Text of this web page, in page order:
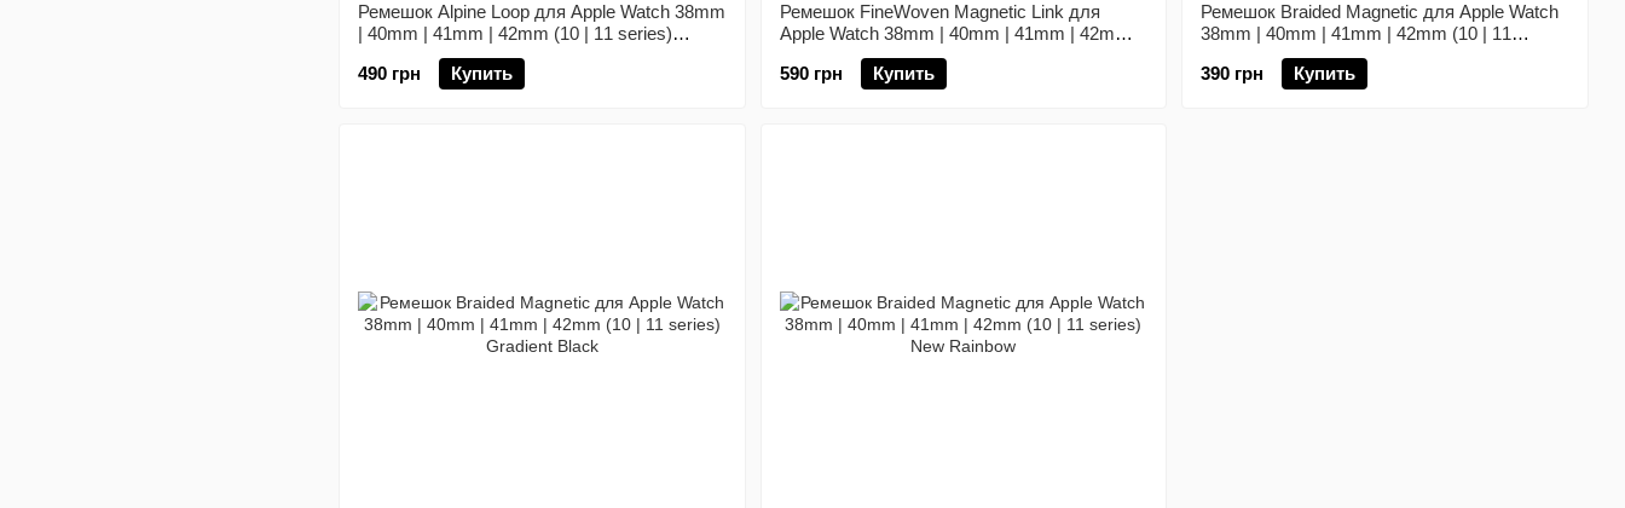
Ремешок Alpine Loop для Apple Watch 38mm
| 40mm | 41mm | 42mm (10 | 11 series)
490 грн
Купить
Ремешок FineWoven Magnetic Link для
Apple Watch 38mm | 40mm | 41mm | 42mm
(10 | 11 series) Pacific Blue
590 грн
Купить
Ремешок Braided Magnetic для Apple Watch
38mm | 40mm | 41mm | 42mm (10 | 11
series) Dark Red
390 грн
Купить